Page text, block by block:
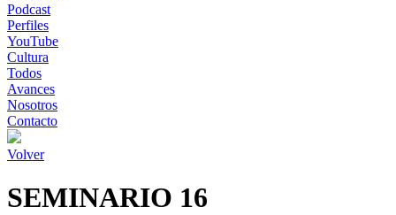
Podcast
Perfiles
YouTube
Cultura
Todos
Avances
Nosotros
Contacto
Volver
SEMINARIO 16